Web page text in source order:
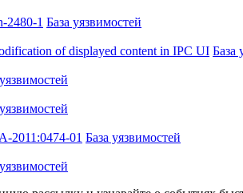
2480-1 База уязвимостей
of displayed content in IPC UI База
2011:0474-01 База уязвимостей